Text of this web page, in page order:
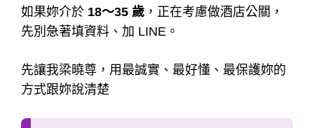
如果妳介於 18～35 歲 ，正在考慮做酒店公關，
先別急著填資料、加 LINE。
先讓我梁曉尊，用最誠實、最好懂、最保護妳的
方式跟妳說清楚